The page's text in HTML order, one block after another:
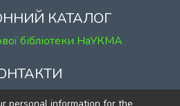
КАТАЛОГ
бібліотеки НаУКМА
Сковороди, 2